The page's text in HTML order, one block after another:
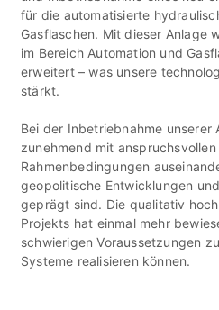
für die automatisierte
Gasflaschen. Mit dieser Anlage
im Bereich Automation und
erweitert – was unsere
stärkt.
Bei der Inbetriebnahme unserer
zunehmend mit
Rahmenbedingungen
geopolitische Entwicklungen
geprägt sind. Die qualitativ
Projekts hat einmal mehr
schwierigen Voraussetzungen
Systeme realisieren können.